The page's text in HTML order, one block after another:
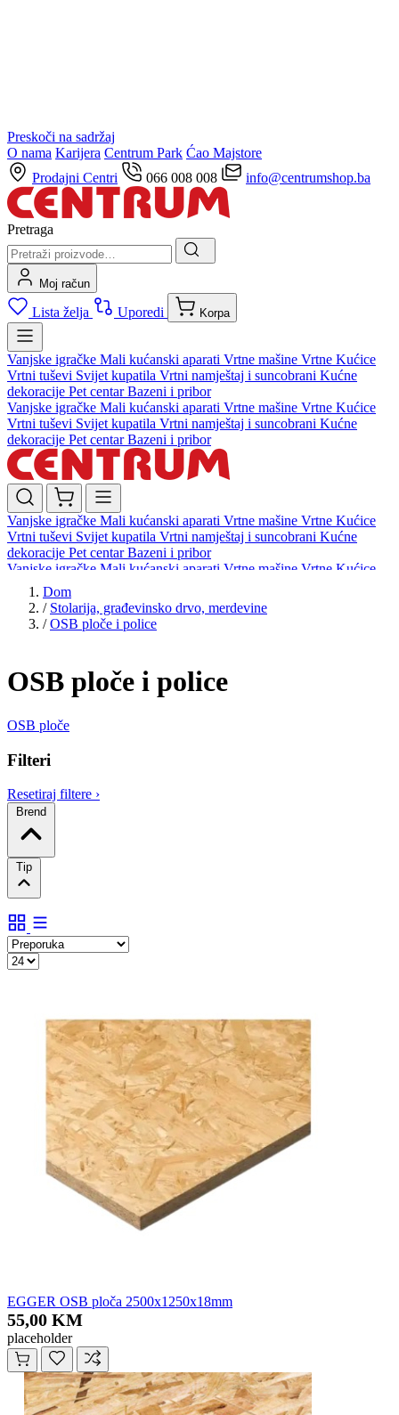
Preskoči na sadržaj
O nama Karijera Centrum Park Ćao Majstore
Prodajni Centri
066 008 008 info@centrumshop.ba
Pretraga
Moj račun
Lista želja Uporedi Korpa
Vanjske igračke Mali kućanski aparati Vrtne mašine Vrtne Kućice
Vrtni tuševi Svijet kupatila Vrtni namještaj i suncobrani Kućne
dekoracije Pet centarBazeni i pribor
Vanjske igračke Mali kućanski aparati Vrtne mašine Vrtne Kućice
Vrtni tuševi Svijet kupatila Vrtni namještaj i suncobrani Kućne
dekoracije Pet centarBazeni i pribor
Vanjske igračke Mali kućanski aparati Vrtne mašine Vrtne Kućice
Vrtni tuševi Svijet kupatila Vrtni namještaj i suncobrani Kućne
dekoracije Pet centarBazeni i pribor
Vanjske igračke Mali kućanski aparati Vrtne mašine Vrtne Kućice
Vrtni tuševi
dekoracijePet centarBazeni i pribor
Dom
/ Stolarija, građevinsko drvo, merdevine
/ OSB ploče i police
OSB ploče i police
OSB ploče
Filteri
Resetiraj filtere ›
Brend
Tip
EGGER OSB ploča 2500x1250x18mm
55,00 KM
placeholder